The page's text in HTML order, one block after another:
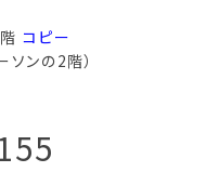
コピー
ンの2階）